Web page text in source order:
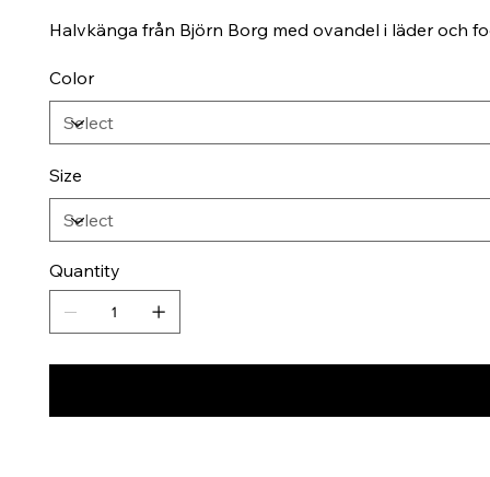
Halvkänga från Björn Borg med ovandel i läder och
Color
Size
Quantity